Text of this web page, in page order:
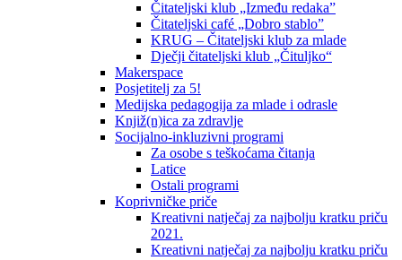
Čitateljski klub „Između redaka”
Čitateljski café „Dobro stablo”
KRUG – Čitateljski klub za mlade
Dječji čitateljski klub „Čituljko“
Makerspace
Posjetitelj za 5!
Medijska pedagogija za mlade i odrasle
Knjiž(n)ica za zdravlje
Socijalno-inkluzivni programi
Za osobe s teškoćama čitanja
Latice
Ostali programi
Koprivničke priče
Kreativni natječaj za najbolju kratku priču
2021.
Kreativni natječaj za najbolju kratku priču